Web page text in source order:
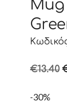
€13.40
-30%